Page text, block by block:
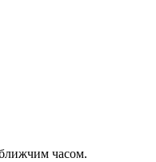
часом.